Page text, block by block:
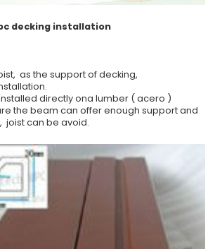
decking installation
as the support of decking,
directly ona lumber ( acero )
the beam can offer enough support and
joist can be avoid.